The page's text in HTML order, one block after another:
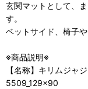
玄関マットとして、
す。
ベットサイド、椅子
※商品説明※
【名称】キリムジャ
5509_129×90